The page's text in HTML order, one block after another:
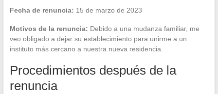
Fecha de renuncia: 15 de marzo de 2023
Motivos de la renuncia: Debido a una mudanza familiar, me
veo obligado a dejar su establecimiento para unirme a un
instituto más cercano a nuestra nueva residencia.
Procedimientos después de la
renuncia